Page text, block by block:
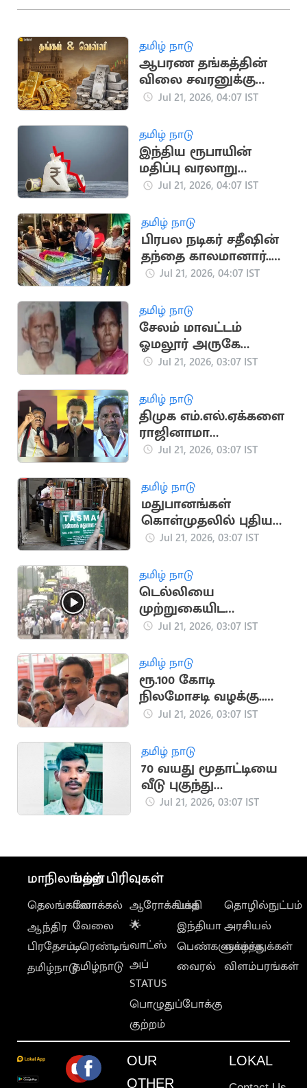
தமிழ் நாடு
ஆபரண தங்கத்தின்
விலை சவரனுக்கு
ரூ.560 உயர்ந்து
Jul 21, 2026, 04:07 IST
தமிழ் நாடு
இந்திய ரூபாயின்
மதிப்பு வரலாறு
காணாத வீழ்ச்சி
Jul 21, 2026, 04:07 IST
தமிழ் நாடு
பிரபல நடிகர் சதீஷின்
தந்தை காலமானார்..
உருக்கமான அஞ்சலி
Jul 21, 2026, 04:07 IST
தமிழ் நாடு
சேலம் மாவட்டம்
ஓமலூர் அருகே
வயதான தம்பதி
Jul 21, 2026, 03:07 IST
தமிழ் நாடு
திமுக எம்.எல்.ஏக்களை
ராஜினாமா
செய்யச்சொல்லி
Jul 21, 2026, 03:07 IST
தமிழ் நாடு
மதுபானங்கள்
கொள்முதலில் புதிய
நடைமுறை - ‘டாஸ்மாக்'
Jul 21, 2026, 03:07 IST
தமிழ் நாடு
டெல்லியை
முற்றுகையிட
விவசாயிகள் ஆயத்தம்
Jul 21, 2026, 03:07 IST
தமிழ் நாடு
ரூ.100 கோடி
நிலமோசடி வழக்கு..
எம்.ஆர்.விஜயபாசகர்
உத்தரவு
Jul 21, 2026, 03:07 IST
தமிழ் நாடு
70 வயது மூதாட்டியை
வீடு புகுந்து
பலாத்காரம் செய்த
Jul 21, 2026, 03:07 IST
மாநிலங்கள்
தெலங்கானா
ஆந்திர
பிரதேசம்
தமிழ்நாடு
மற்ற பிரிவுகள்
லோக்கல்
வேலை
டிரெண்டிங்
தமிழ்நாடு
ஆரோக்கியம்
🌟
வாட்ஸ்
அப்
STATUS
பொழுதுப்போக்கு
குற்றம்
பக்தி
இந்தியா
பெண்களுக்காக
வைரல்
தொழில்நுட்பம்
அரசியல்
வாழ்த்துக்கள்
விளம்பரங்கள்
OUR
OTHER
LOKAL